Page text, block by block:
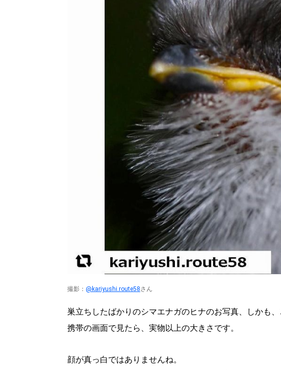
撮影： @kariyushi.route58さん
巣立ちしたばかりのシマエナガのヒナのお写真、しかも、
携帯の画面で見たら、実物以上の大きさです。
顔が真っ白ではありませんね。